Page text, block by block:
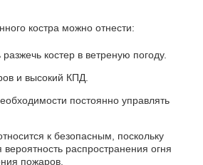
костра можно отнести:
костер в ветреную погоду.
и высокий КПД.
постоянно управлять
к безопасным, поскольку
распространения огня
пожаров.